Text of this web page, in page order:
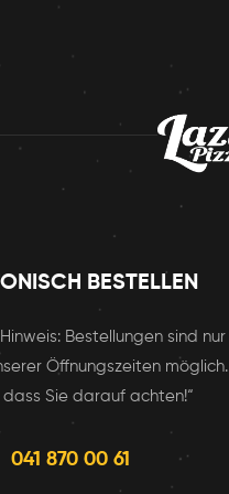
BESTELLEN
Hinweis: Bestellungen sind nur
Öffnungszeiten möglich.
dass Sie darauf achten!“
041 870 00 61